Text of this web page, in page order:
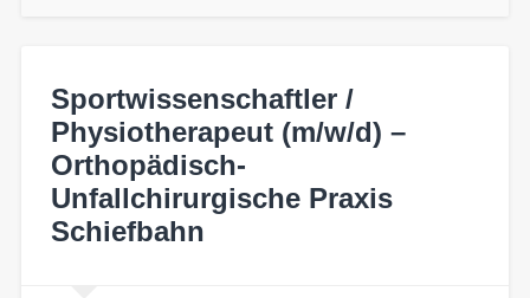
Sportwissenschaftler /
Physiotherapeut (m/w/d) –
Orthopädisch-
Unfallchirurgische Praxis
Schiefbahn